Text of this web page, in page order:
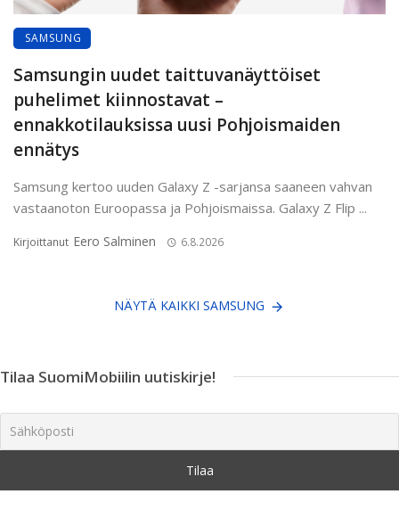
SAMSUNG
Samsungin uudet taittuvanäyttöiset
puhelimet kiinnostavat –
ennakkotilauksissa uusi Pohjoismaiden
ennätys
Samsung kertoo uuden Galaxy Z -sarjansa saaneen vahvan
vastaanoton Euroopassa ja Pohjoismaissa. Galaxy Z Flip ...
Kirjoittanut Eero Salminen 6.8.2026
NÄYTÄ KAIKKI SAMSUNG
Tilaa SuomiMobiilin uutiskirje!